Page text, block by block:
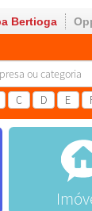
Bertioga
C D E